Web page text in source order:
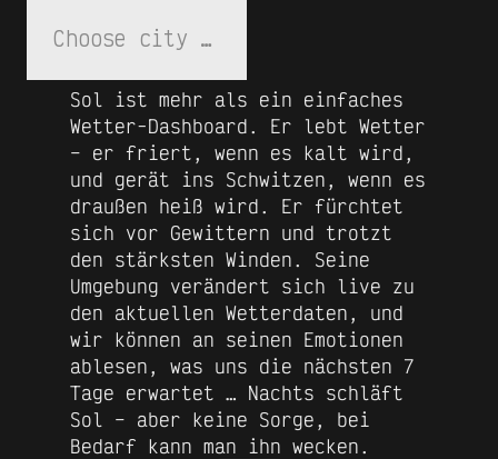
Sol ist mehr als ein einfaches
Wetter-Dashboard. Er lebt Wetter
– er friert, wenn es kalt wird,
und gerät ins Schwitzen, wenn es
draußen heiß wird. Er fürchtet
sich vor Gewittern und trotzt
den stärksten Winden. Seine
Umgebung verändert sich live zu
den aktuellen Wetterdaten, und
wir können an seinen Emotionen
ablesen, was uns die nächsten 7
Tage erwartet … Nachts schläft
Sol – aber keine Sorge, bei
Bedarf kann man ihn wecken.